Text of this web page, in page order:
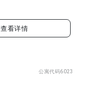
查看详情
公寓代码6023